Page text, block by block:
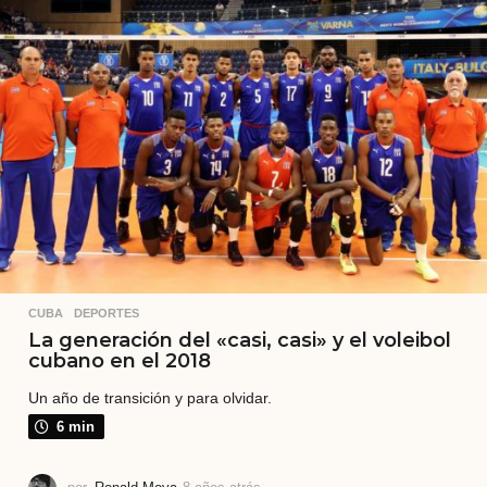
s
a
t
r
á
s
CUBA ,DEPORTES
La generación del «casi, casi» y el voleibol
cubano en el 2018
Un año de transición y para olvidar.
6 min